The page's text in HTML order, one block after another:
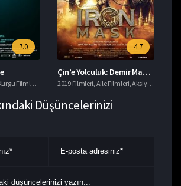
7.0
Filmleri Gerilim Filmleri,imdb 7+ Filmler ,Korku Filmleri
4.7
Çin’e Yolculuk: Demir Maskenin Gizemi izle
2019 Filmleri Aile Filmleri ,Aksiyon Filmleri
Düşüncelerinizi